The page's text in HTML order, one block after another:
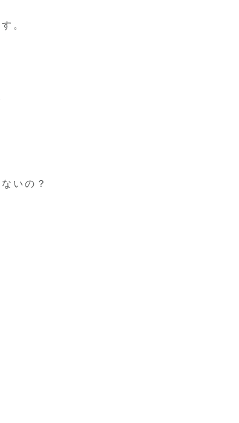
。
いの？